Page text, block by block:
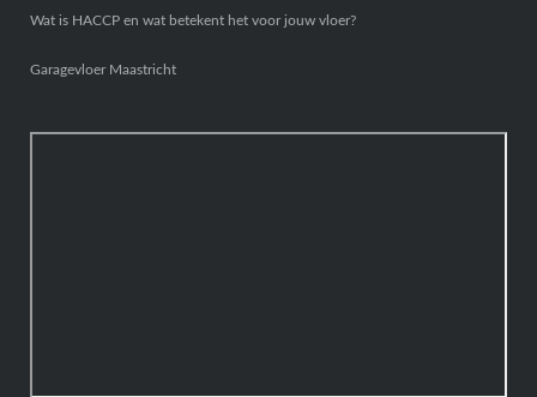
Wat is HACCP en wat betekent het voor jouw vloer?
Garagevloer Maastricht